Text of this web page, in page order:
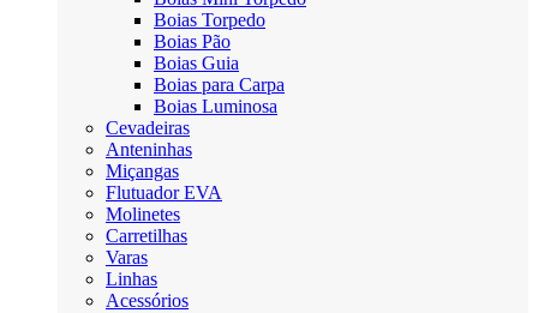
Boias Torpedo
Boias Pão
Boias Guia
Boias para Carpa
Boias Luminosa
Cevadeiras
Anteninhas
Miçangas
Flutuador EVA
Molinetes
Carretilhas
Varas
Linhas
Acessórios